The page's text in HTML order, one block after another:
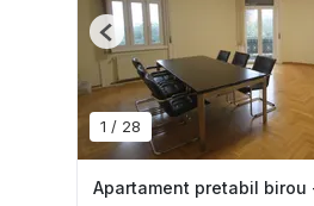
1 / 28
Previous
Apartament pretabil birou